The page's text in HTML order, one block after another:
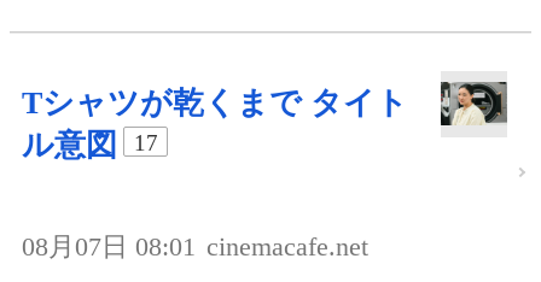
Tシャツが乾くまで タイト
ル意図
17
08月07日 08:01 cinemacafe.net